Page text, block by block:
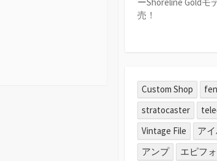
売！
Custom Shop
stratocaster
Vintage File
ア
アンプ
エピフ